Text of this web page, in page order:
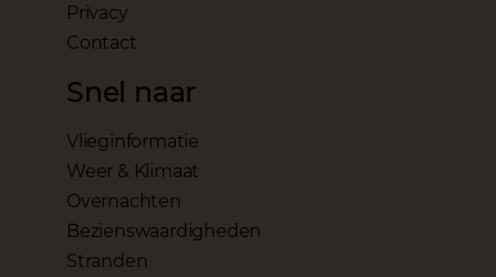
Privacy
Contact
Snel naar
Vlieginformatie
Weer & Klimaat
Overnachten
Bezienswaardigheden
Stranden